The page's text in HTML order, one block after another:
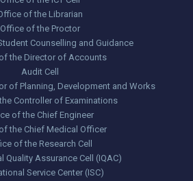
of the Librarian
Office of the Proctor
Counselling and Guidance
the Director of Accounts
Audit Cell
of Planning, Development and Works
Controller of Examinations
of the Chief Engineer
the Chief Medical Officer
of the Research Cell
Quality Assurance Cell (IQAC)
Service Center (ISC)